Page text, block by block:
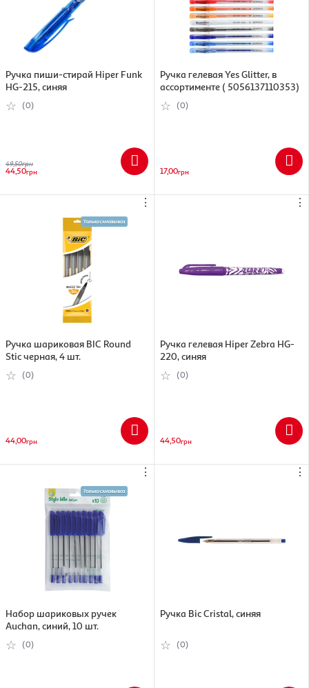
Ручка пиши-стирай Hiper Funk
HG-215, синяя
(0)
49,50грн
44,50грн
Ручка гелевая Yes Glitter, в
ассортименте ( 5056137110353)
(0)
17,00грн
⋮
Ручка шариковая BIC Round
Stic черная, 4 шт.
(0)
44,00грн
⋮
Ручка гелевая Hiper Zebra HG-
220, синяя
(0)
44,50грн
⋮
Набор шариковых ручек
Auchan, синий, 10 шт.
(0)
⋮
Ручка Bic Cristal, синяя
(0)